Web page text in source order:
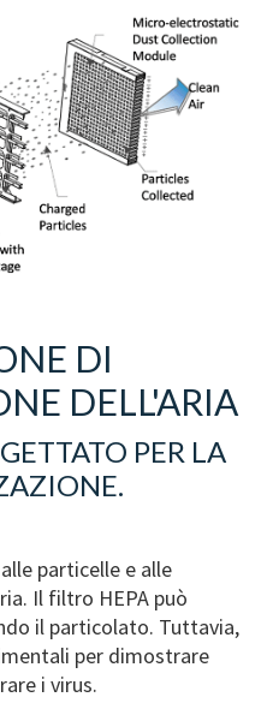
DI
DELL'ARIA
PER LA
particelle e alle
Il filtro HEPA può
il particolato. Tuttavia,
per dimostrare
i virus.